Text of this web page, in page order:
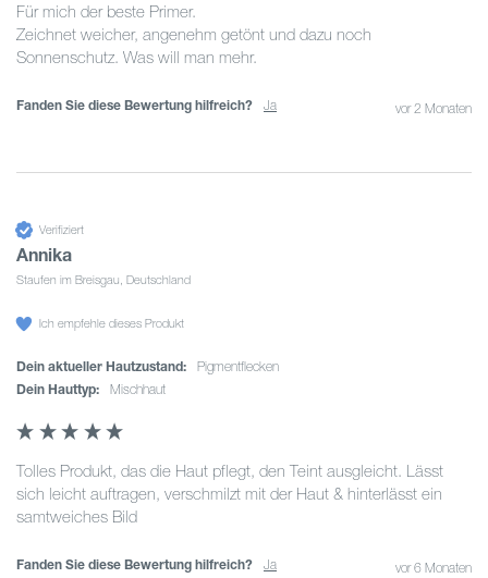
Für mich der beste Primer.
Zeichnet weicher, angenehm getönt und dazu noch
Sonnenschutz. Was will man mehr.
Fanden Sie diese Bewertung hilfreich? Ja vor 2 Monaten
Verifiziert
Annika
Staufen im Breisgau, Deutschland
Ich empfehle dieses Produkt
Dein aktueller Hautzustand:
Pigmentflecken
Dein Hauttyp:
Mischhaut
Tolles Produkt, das die Haut pflegt, den Teint ausgleicht. Lässt
sich leicht auftragen, verschmilzt mit der Haut & hinterlässt ein
samtweiches Bild
Fanden Sie diese Bewertung hilfreich? Ja vor 6 Monaten